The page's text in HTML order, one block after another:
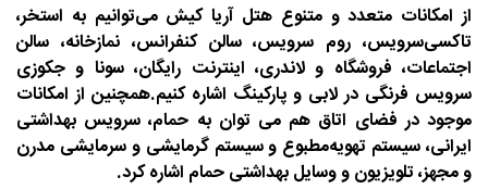
از امکانات متعدد و متنوع هتل آریا کیش می‌توانیم به استخر،
تاکسی‌سرویس، روم سرویس، سالن کنفرانس، نمازخانه، سالن
اجتماعات، فروشگاه و لاندری، اینترنت رایگان، سونا و جکوزی
سرویس فرنگی در لابی و پارکینگ اشاره کنیم.همچنین از امکانات
موجود در فضای اتاق هم می ‌توان به حمام، سرویس بهداشتی
ایرانی، سیستم تهویه‌مطبوع و سیستم گرمایشی و سرمایشی مدرن
و مجهز، تلویزیون و وسایل بهداشتی حمام اشاره کرد.